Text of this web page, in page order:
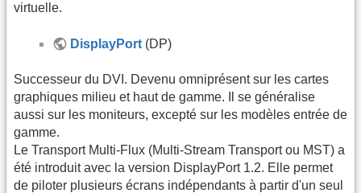
virtuelle.
DisplayPort (DP)
Successeur du DVI. Devenu omniprésent sur les cartes
graphiques milieu et haut de gamme. Il se généralise
aussi sur les moniteurs, excepté sur les modèles entrée de
gamme.
Le Transport Multi-Flux (Multi-Stream Transport ou MST) a
été introduit avec la version DisplayPort 1.2. Elle permet
de piloter plusieurs écrans indépendants à partir d'un seul